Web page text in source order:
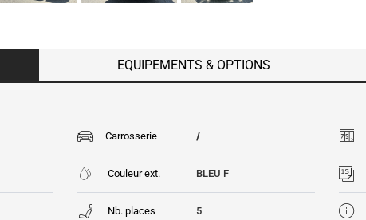
EQUIPEMENTS & OPTIONS
Carrosserie /
Couleur ext. BLEU F
Nb. places 5